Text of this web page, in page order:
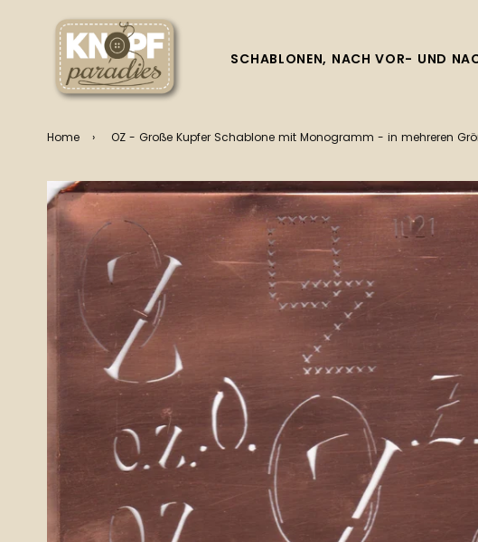
SCHABLONEN, NACH VOR- UND
Home › OZ - Große Kupfer Schablone mit Monogramm - in mehreren